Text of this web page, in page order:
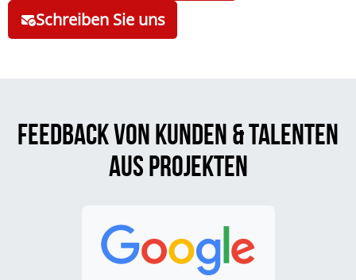
Schreiben Sie uns
Feedback von Kunden & Talenten
aus Projekten